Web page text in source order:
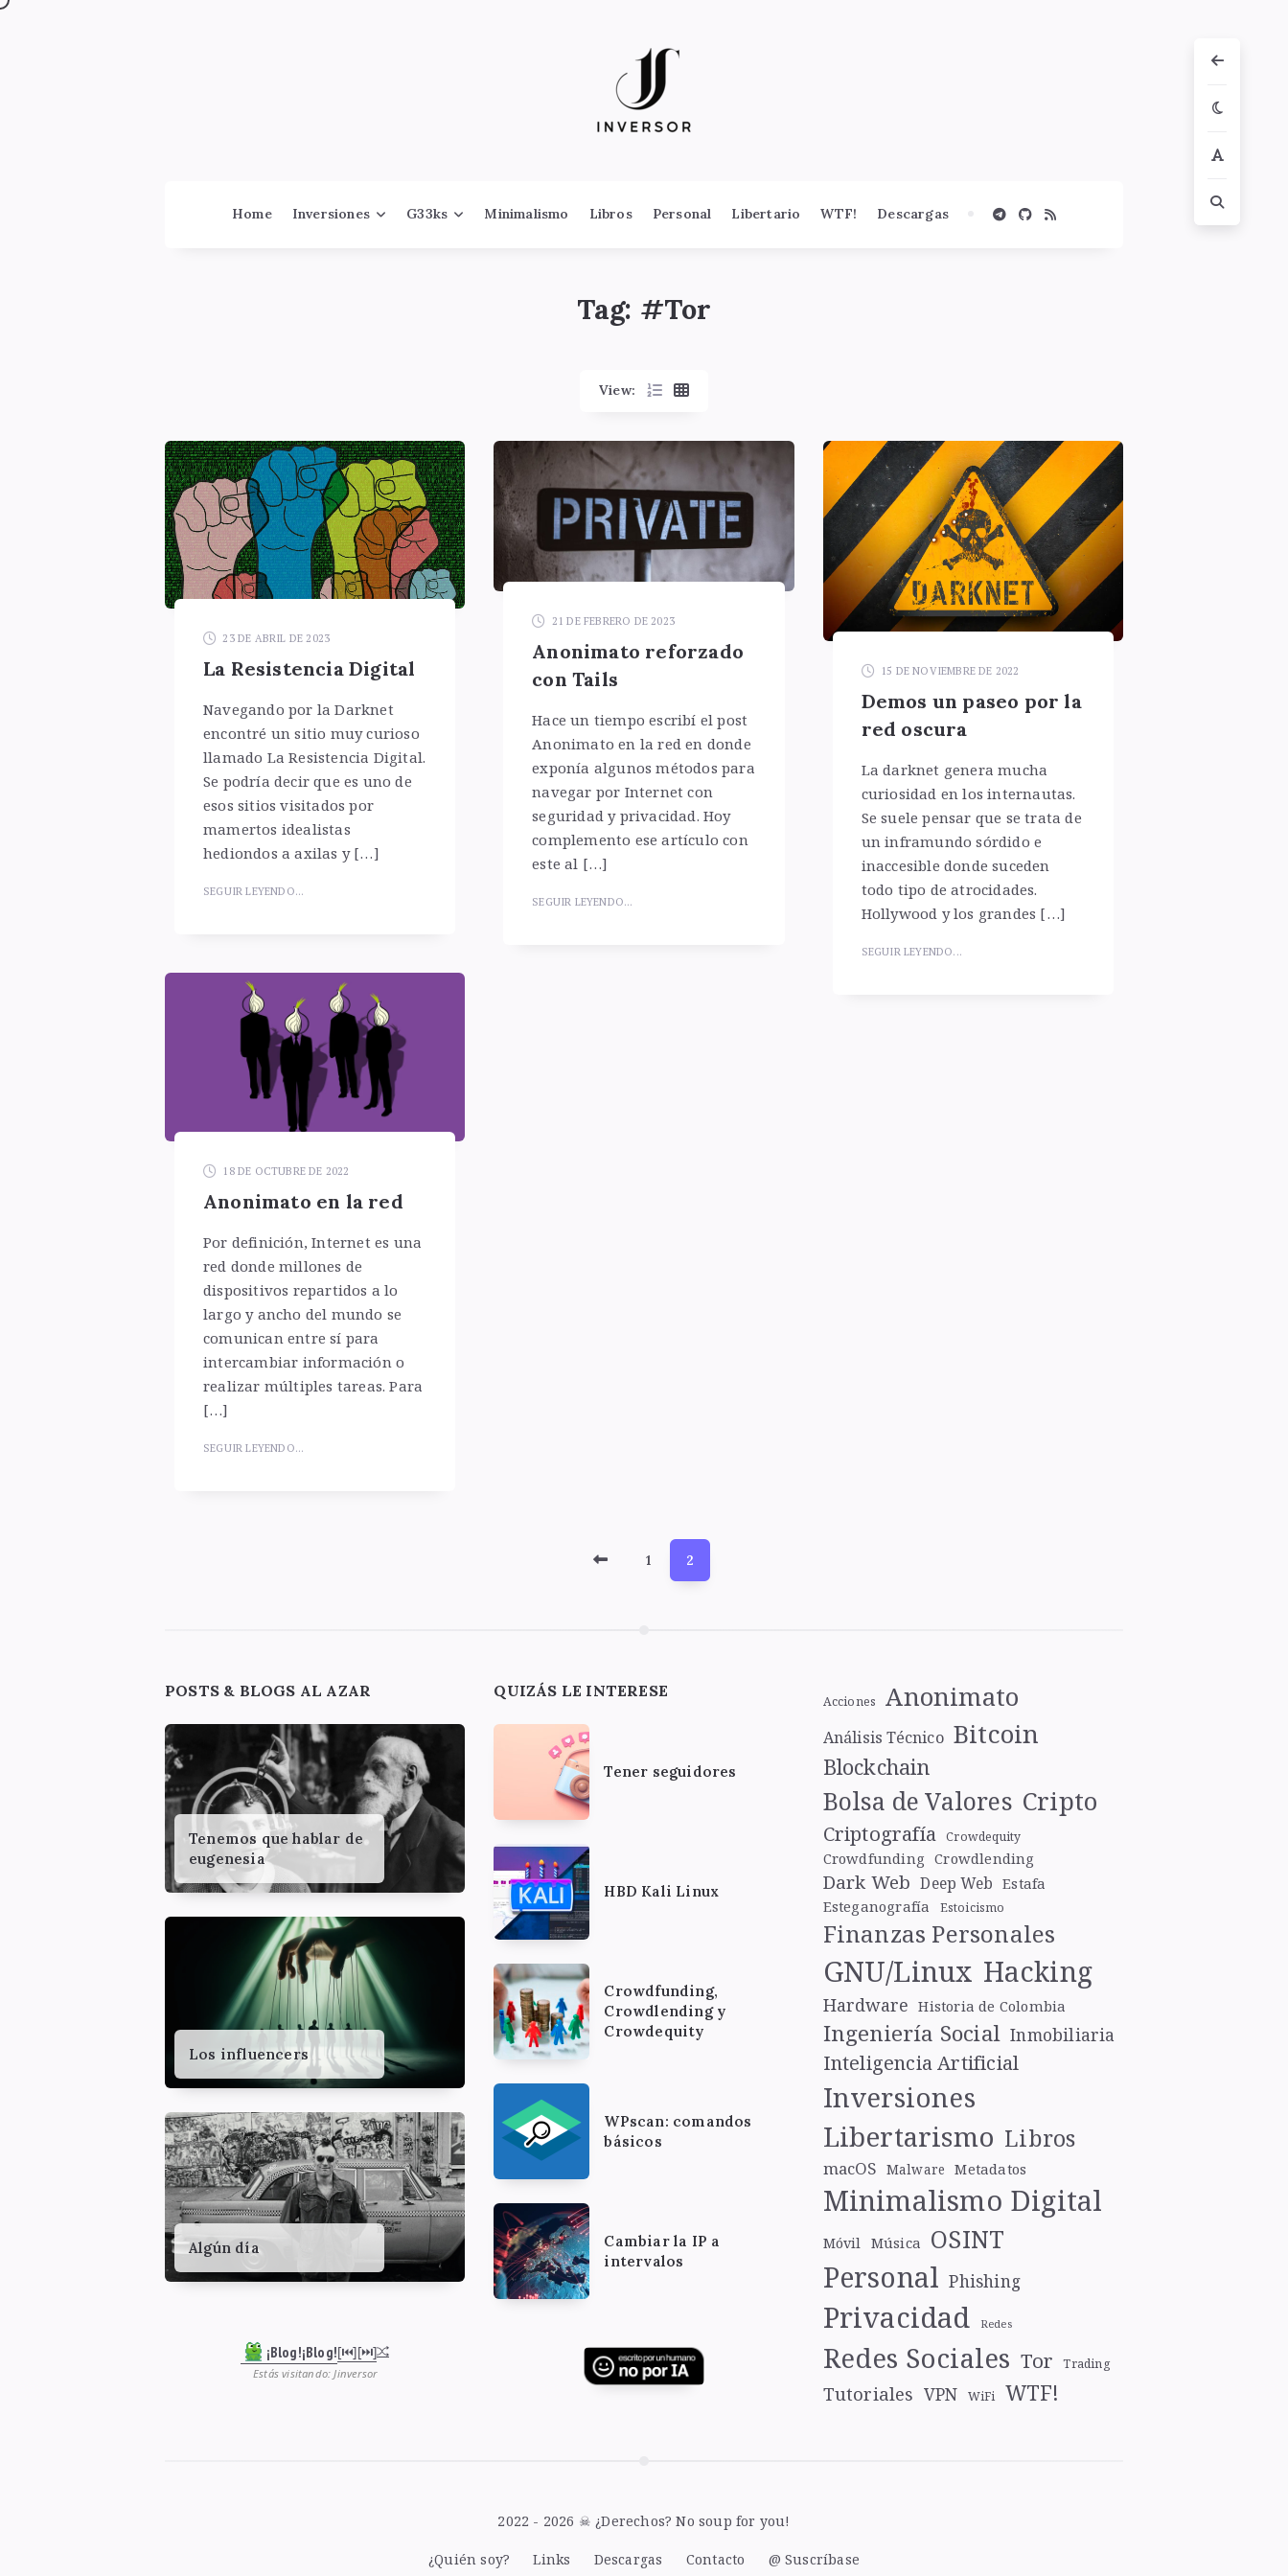
Home Inversiones G33ks Minimalismo Libros Personal Libertario WTF! Descargas
Tag: #Tor
View:
23 DE ABRIL DE 2023
La Resistencia Digital
Navegando por la Darknet
encontré un sitio muy curioso
llamado La Resistencia Digital.
Se podría decir que es uno de
esos sitios visitados por
mamertos idealistas
hediondos a axilas y […]
SEGUIR LEYENDO...
21 DE FEBRERO DE 2023
Anonimato reforzado
con Tails
Hace un tiempo escribí el post
Anonimato en la red en donde
exponía algunos métodos para
navegar por Internet con
seguridad y privacidad. Hoy
complemento ese artículo con
este al […]
SEGUIR LEYENDO...
15 DE NOVIEMBRE DE 2022
Demos un paseo por la
red oscura
La darknet genera mucha
curiosidad en los internautas.
Se suele pensar que se trata de
un inframundo sórdido e
inaccesible donde suceden
todo tipo de atrocidades.
Hollywood y los grandes […]
SEGUIR LEYENDO...
18 DE OCTUBRE DE 2022
Anonimato en la red
Por definición, Internet es una
red donde millones de
dispositivos repartidos a lo
largo y ancho del mundo se
comunican entre sí para
intercambiar información o
realizar múltiples tareas. Para
[…]
SEGUIR LEYENDO...
Newer1 2
POSTS & BLOGS AL AZAR
Tenemos que hablar de
eugenesia
Los influencers
Algún día
¡Blog!¡Blog![⏮︎][⏭︎]
Estás visitando: Jinversor
QUIZÁS LE INTERESE
Tener seguidores
HBD Kali Linux
Crowdfunding,
Crowdlending y
Crowdequity
WPscan: comandos
básicos
Cambiar la IP a
intervalos
Acciones Anonimato
Análisis Técnico Bitcoin
Blockchain
Bolsa de Valores Cripto
Criptografía Crowdequity
Crowdfunding Crowdlending
Dark Web Deep Web Estafa
Esteganografía
Estoicismo
Finanzas Personales
GNU/Linux Hacking
Hardware Historia de Colombia
Ingeniería Social Inmobiliaria
Inteligencia Artificial
Inversiones
Libertarismo Libros
macOS Malware Metadatos
Minimalismo Digital
Móvil Música OSINT
Personal Phishing
Privacidad Redes
Redes Sociales Tor Trading
Tutoriales VPN WiFi WTF!
2022 - 2026 ☠ ¿Derechos? No soup for you!
¿Quién soy? Links Descargas Contacto @ Suscríbase